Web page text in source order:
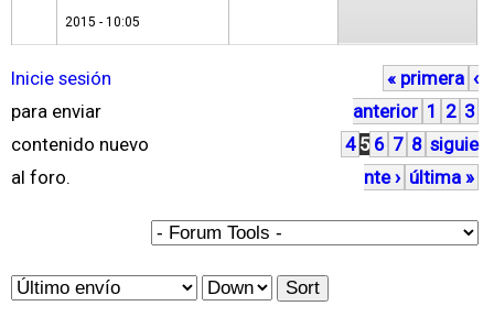
2015 - 10:05
Inicie sesión
para enviar
contenido nuevo
al foro.
P
á
g
s
« primera ‹
anterior 1 2 3
4 5 6 7 8 siguie
nte › última »
O
S